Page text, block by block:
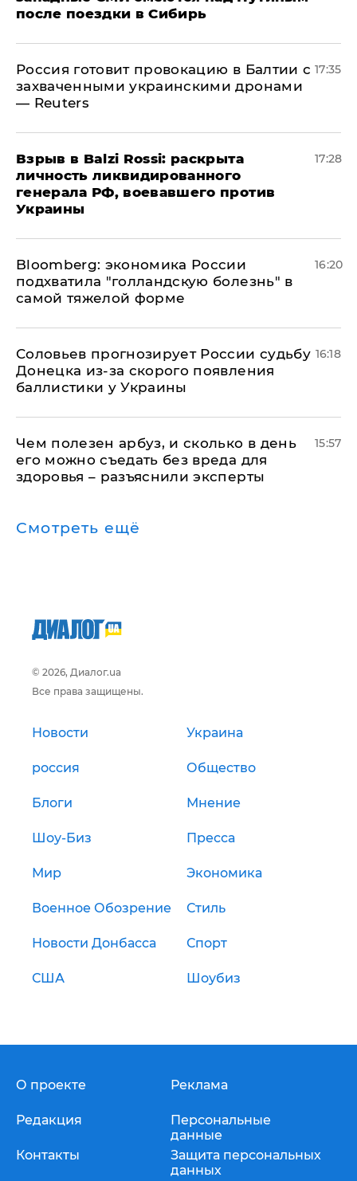
после поездки в Сибирь
​Россия готовит провокацию в Балтии с
захваченными украинскими дронами
— Reuters
17:35
​Взрыв в Balzi Rossi: раскрыта
личность ликвидированного
генерала РФ, воевавшего против
Украины
17:28
Bloomberg: экономика России
подхватила "голландскую болезнь" в
самой тяжелой форме
16:20
Соловьев прогнозирует России судьбу
Донецка из-за скорого появления
баллистики у Украины
16:18
Чем полезен арбуз, и сколько в день
его можно съедать без вреда для
здоровья – разъяснили эксперты
15:57
Смотреть ещё
© 2026, Диалог.ua
Все права защищены.
Новости Украина
россия Общество
Блоги Мнение
Шоу-Биз Пресса
Мир Экономика
Военное Обозрение Стиль
Новости Донбасса Спорт
США Шоубиз
О проекте
Редакция
Контакты
Реклама
Персональные
данные
Защита персональных
данных